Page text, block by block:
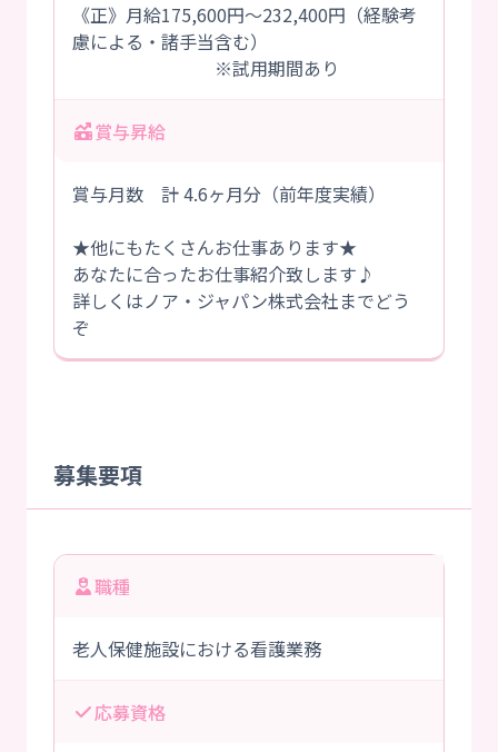
《正》月給175,600円～232,400円（経験考
慮による・諸手当含む）
※試用期間あり
賞与昇給
賞与月数 計 4.6ヶ月分（前年度実績）
★他にもたくさんお仕事あります★
あなたに合ったお仕事紹介致します♪
詳しくはノア・ジャパン株式会社までどう
ぞ
募集要項
職種
老人保健施設における看護業務
応募資格